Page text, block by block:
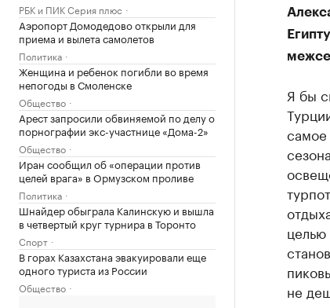
РБК и ПИК Серия плюс
Аэропорт Домодедово открыли для
приема и вылета самолетов
Политика
Женщина и ребенок погибли во время
непогоды в Смоленске
Общество
Арест запросили обвиняемой по делу о
порнографии экс-участнице «Дома-2»
Общество
Иран сообщил об «операции против
целей врага» в Ормузском проливе
Политика
Шнайдер обыграла Калинскую и вышла
в четвертый круг турнира в Торонто
Спорт
В горах Казахстана эвакуировали еще
одного туриста из России
Общество
Я бы
самое
целью
не